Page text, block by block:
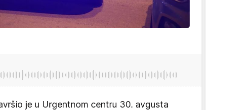
je u Urgentnom centru 30. avgusta